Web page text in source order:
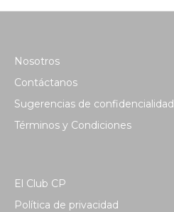
Nosotros
Contáctanos
Sugerencias de confidencialidad
Términos y Condiciones
El Club CP
Política de privacidad